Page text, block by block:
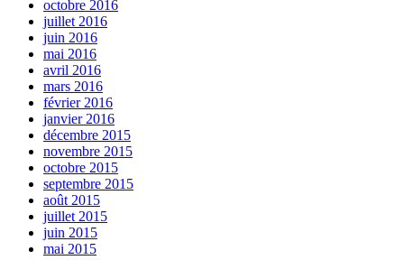
octobre 2016
juillet 2016
juin 2016
mai 2016
avril 2016
mars 2016
février 2016
janvier 2016
décembre 2015
novembre 2015
octobre 2015
septembre 2015
août 2015
juillet 2015
juin 2015
mai 2015